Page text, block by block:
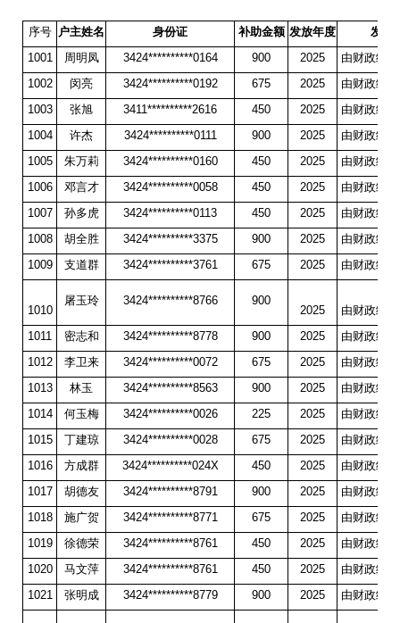
序号 户主姓名 身份证 补助金额 发放年度
发放
1001
周明凤 3424**********0164 900 2025
由财政统
1002
闵亮 3424**********0192 675 2025
由财政统
1003
张旭 3411**********2616 450 2025
由财政统
1004
许杰 3424**********0111 900 2025
由财政统
1005
朱万莉 3424**********0160 450 2025
由财政统
1006
邓言才 3424**********0058 450 2025
由财政统
1007
孙多虎 3424**********0113 450 2025
由财政统
1008
胡全胜 3424**********3375 900 2025
由财政统
1009
支道群 3424**********3761 675 2025 由财政统
1010
屠玉玲 3424**********8766 900
2025
由财政统
1011
密志和 3424**********8778 900 2025
由财政统
1012
李卫来 3424**********0072 675 2025
由财政统
1013
林玉 3424**********8563 900 2025
由财政统
1014
何玉梅 3424**********0026 225 2025
由财政统
1015
丁建琼 3424**********0028 675 2025
由财政统
1016
方成群 3424**********024X 450 2025
由财政统
1017
胡德友 3424**********8791 900 2025
由财政统
1018
施广贺 3424**********8771 675 2025
由财政统
1019
徐德荣 3424**********8761 450 2025
由财政统
1020
马文萍 3424**********8761 450 2025
由财政统
1021
张明成 3424**********8779 900 2025 由财政统